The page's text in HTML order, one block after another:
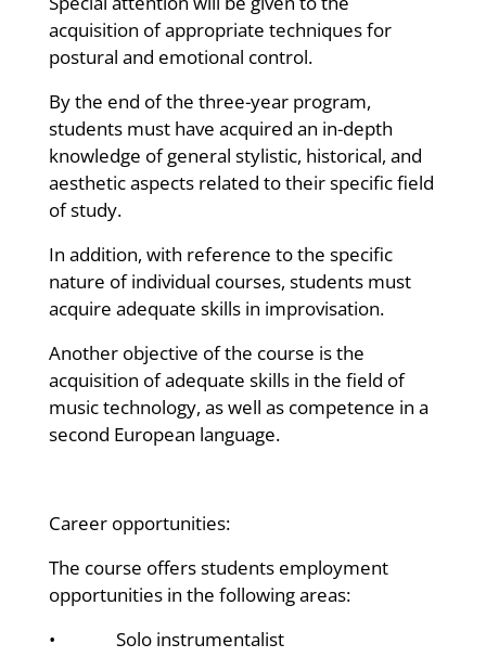
acquisition of appropriate techniques for
postural and emotional control.
By the end of the three-year program,
students must have acquired an in-depth
knowledge of general stylistic, historical, and
aesthetic aspects related to their specific field
of study.
In addition, with reference to the specific
nature of individual courses, students must
acquire adequate skills in improvisation.
Another objective of the course is the
acquisition of adequate skills in the field of
music technology, as well as competence in a
second European language.
Career opportunities:
The course offers students employment
opportunities in the following areas:
• Solo instrumentalist